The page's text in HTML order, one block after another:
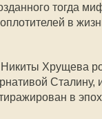
тогда
в
Никиты Хрущева
Сталину,
в